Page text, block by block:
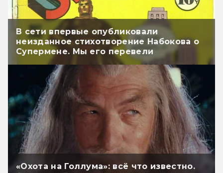
В сети впервые опубликовали
неизданное стихотворение Набокова о
Супермене. Мы его перевели
«Охота на Голлума»: всё что известно.